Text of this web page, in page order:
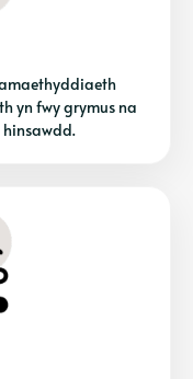
yn fwy grymus na